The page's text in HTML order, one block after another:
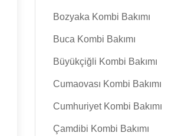
Bozyaka Kombi Bakımı
Buca Kombi Bakımı
Büyükçiğli Kombi Bakımı
Cumaovası Kombi Bakımı
Cumhuriyet Kombi Bakımı
Çamdibi Kombi Bakımı